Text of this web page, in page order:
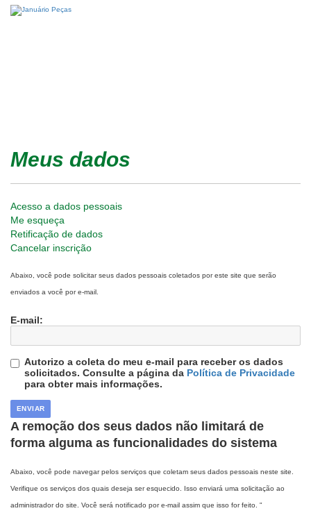
Meus dados
Acesso a dados pessoais
Me esqueça
Retificação de dados
Cancelar inscrição
Abaixo, você pode solicitar seus dados pessoais coletados por este site que serão
enviados a você por e-mail.
E-mail:
Autorizo a coleta do meu e-mail para receber os dados
solicitados. Consulte a página da Política de Privacidade
para obter mais informações.
A remoção dos seus dados não limitará de
forma alguma as funcionalidades do sistema
Abaixo, você pode navegar pelos serviços que coletam seus dados pessoais neste site.
Verifique os serviços dos quais deseja ser esquecido. Isso enviará uma solicitação ao
administrador do site. Você será notificado por e-mail assim que isso for feito. "